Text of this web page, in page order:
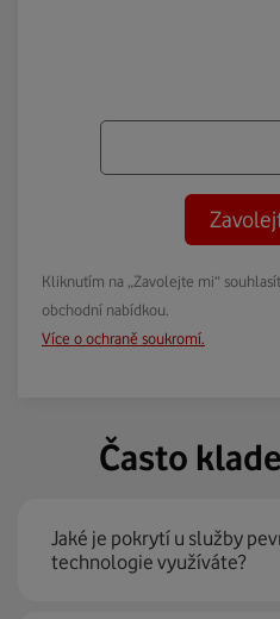
Kliknutím na „Zavolejte mi“
obchodní nabídkou.
Více o ochraně soukromí.
Často
Jaké je pokrytí u služby
technologie využíváte?